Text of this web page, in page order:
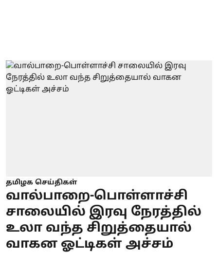
தமிழக செய்திகள்
வால்பாறை-பொள்ளாச்சி
சாலையில் இரவு நேரத்தில்
உலா வந்த சிறுத்தையால்
வாகன ஓட்டிகள் அச்சம்